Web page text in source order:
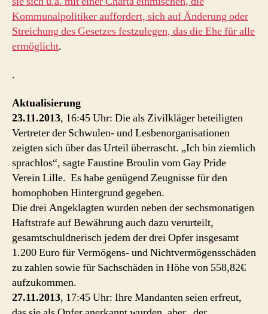
Kommunalpolitiker auffordert, sich auf Änderung oder
Streichung des Gesetzes festzulegen, das die Ehe für alle
ermöglicht.
.
Aktualisierung
23.11.2013, 16:45 Uhr: Die als Zivilkläger beteiligten
Vertreter der Schwulen- und Lesbenorganisationen
zeigten sich über das Urteil überrascht. „Ich bin ziemlich
sprachlos“, sagte Faustine Broulin vom Gay Pride
Verein Lille. Es habe genügend Zeugnisse für den
homophoben Hintergrund gegeben.
Die drei Angeklagten wurden neben der sechsmonatigen
Haftstrafe auf Bewährung auch dazu verurteilt,
gesamtschuldnerisch jedem der drei Opfer insgesamt
1.200 Euro für Vermögens- und Nichtvermögensschäden
zu zahlen sowie für Sachschäden in Höhe von 558,82€
aufzukommen.
27.11.2013, 17:45 Uhr: Ihre Mandanten seien erfreut,